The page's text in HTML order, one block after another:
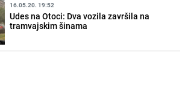
16.05.20. 19:52
Udes na Otoci: Dva vozila završila na
tramvajskim šinama